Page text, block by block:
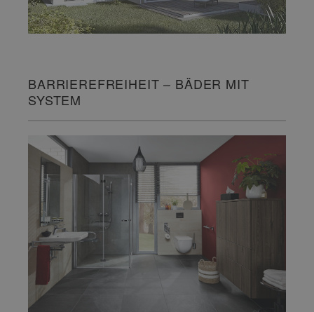
BARRIEREFREIHEIT – BÄDER MIT
SYSTEM